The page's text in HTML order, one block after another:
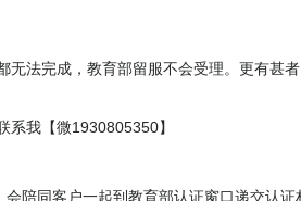
法完成，教育部留服不会受理。更有甚
我【微1930805350】
陪同客户一起到教育部认证窗口递交认